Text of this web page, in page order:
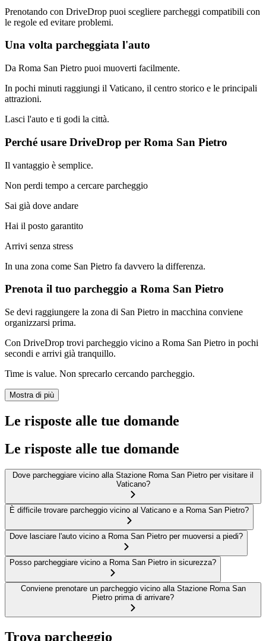
Prenotando con DriveDrop puoi scegliere parcheggi compatibili con
le regole ed evitare problemi.
Una volta parcheggiata l'auto
Da Roma San Pietro puoi muoverti facilmente.
In pochi minuti raggiungi il Vaticano, il centro storico e le principali
attrazioni.
Lasci l'auto e ti godi la città.
Perché usare DriveDrop per Roma San Pietro
Il vantaggio è semplice.
Non perdi tempo a cercare parcheggio
Sai già dove andare
Hai il posto garantito
Arrivi senza stress
In una zona come San Pietro fa davvero la differenza.
Prenota il tuo parcheggio a Roma San Pietro
Se devi raggiungere la zona di San Pietro in macchina conviene
organizzarsi prima.
Con DriveDrop trovi parcheggio vicino a Roma San Pietro in pochi
secondi e arrivi già tranquillo.
Time is value. Non sprecarlo cercando parcheggio.
Mostra di più
Le risposte alle tue domande
Le risposte alle tue domande
Dove parcheggiare vicino alla Stazione Roma San Pietro per visitare il
Vaticano?
È difficile trovare parcheggio vicino al Vaticano e a Roma San Pietro?
Dove lasciare l'auto vicino a Roma San Pietro per muoversi a piedi?
Posso parcheggiare vicino a Roma San Pietro in sicurezza?
Conviene prenotare un parcheggio vicino alla Stazione Roma San
Pietro prima di arrivare?
Trova parcheggio